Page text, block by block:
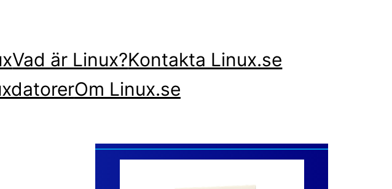
Vad är Linux?Kontakta Linux.se
Om Linux.se